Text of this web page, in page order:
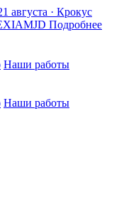
августа · Крокус
Подробнее
Наши работы
Наши работы